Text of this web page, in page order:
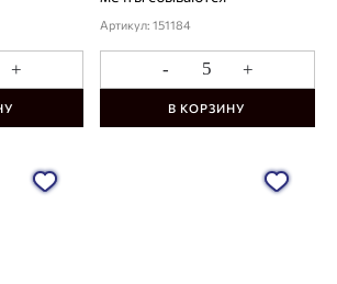
+
Артикул: 151184
- +
В КОРЗИНУ